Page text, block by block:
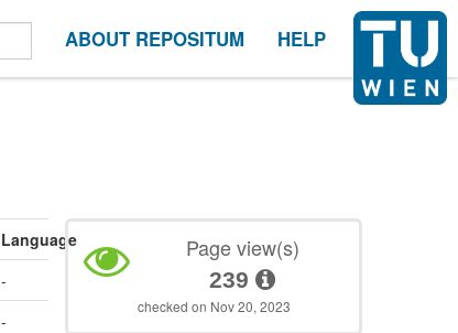
ABOUT REPOSITUM HELP
Language
-
-
Page view(s)
239
checked on Nov 20, 2023